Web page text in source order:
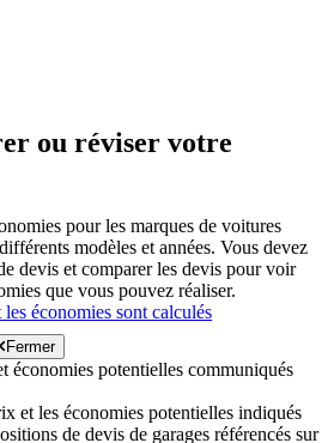
ou réviser votre
pour les marques de voitures
modèles et années. Vous devez
devis et comparer les devis pour voir
que vous pouvez réaliser.
économies sont calculés
Fermer
économies potentielles communiqués
et les économies potentielles indiqués
de devis de garages référencés sur